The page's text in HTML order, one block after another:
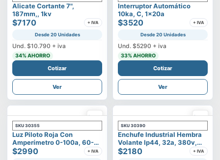
Alicate Cortante 7",
187mm,, 1kv
$7170 + IVA
Desde 20 Unidades
Und. $10.790 + iva
34% AHORRO
Cotizar
Ver
Interruptor Automático
10ka, C, 1x20a
$3520 + IVA
Desde 20 Unidades
Und. $5290 + iva
33% AHORRO
Cotizar
Ver
SKU 30355
Luz Piloto Roja Con
Amperímetro 0-100a, 60-
500v
$2990 + IVA
SKU 30390
Enchufe Industrial Hembra
Volante Ip44, 32a, 380v,
3p+t
$2180 + IVA